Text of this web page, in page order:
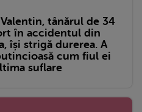
tânărul de 34
în accidentul din
își strigă durerea. A
cum fiul ei
suflare